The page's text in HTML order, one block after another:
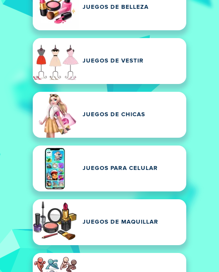
JUEGOS DE BELLEZA
JUEGOS DE VESTIR
JUEGOS DE CHICAS
JUEGOS PARA CELULAR
JUEGOS DE MAQUILLAR